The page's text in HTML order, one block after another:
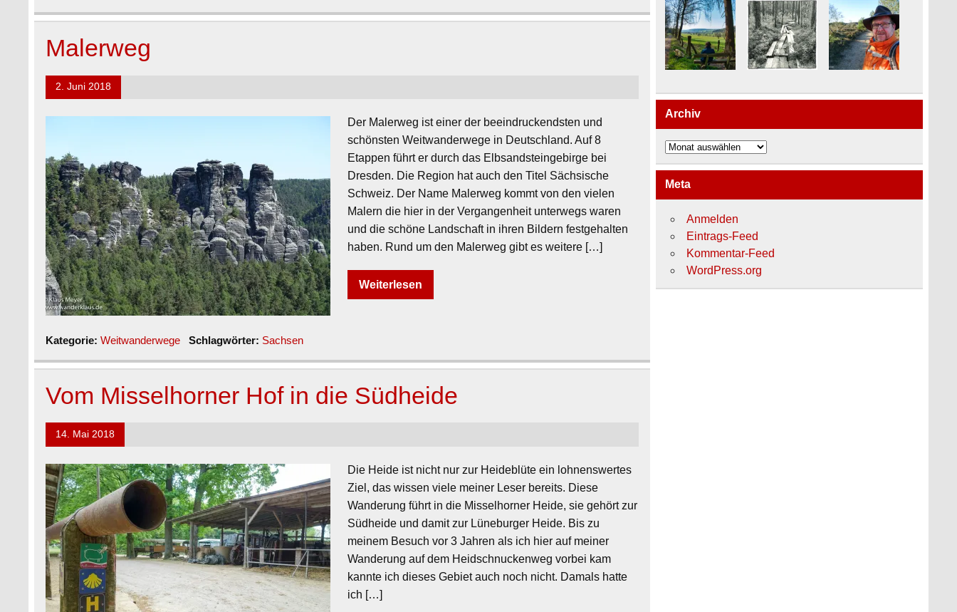
Malerweg
2. Juni 2018
Der Malerweg ist einer der beeindruckendsten und
schönsten Weitwanderwege in Deutschland. Auf 8
Etappen führt er durch das Elbsandsteingebirge bei
Dresden. Die Region hat auch den Titel Sächsische
Schweiz. Der Name Malerweg kommt von den vielen
Malern die hier in der Vergangenheit unterwegs waren
und die schöne Landschaft in ihren Bildern festgehalten
haben. Rund um den Malerweg gibt es weitere […]
Weiterlesen
Kategorie:Weitwanderwege Schlagwörter: Sachsen
Vom Misselhorner Hof in die Südheide
14. Mai 2018
Die Heide ist nicht nur zur Heideblüte ein lohnenswertes
Ziel, das wissen viele meiner Leser bereits. Diese
Wanderung führt in die Misselhorner Heide, sie gehört zur
Südheide und damit zur Lüneburger Heide. Bis zu
meinem Besuch vor 3 Jahren als ich hier auf meiner
Wanderung auf dem Heidschnuckenweg vorbei kam
kannte ich dieses Gebiet auch noch nicht. Damals hatte
ich […]
Archiv
Archiv
Meta
Anmelden
Eintrags-Feed
Kommentar-Feed
WordPress.org